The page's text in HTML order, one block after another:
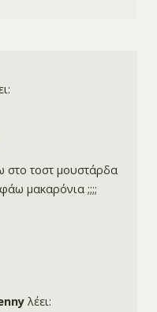
τοστ μουστάρδα
φάω μακαρόνια ;;;;
λέει: